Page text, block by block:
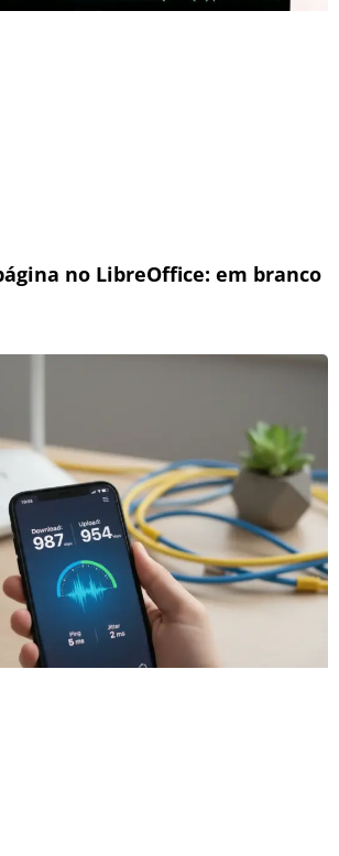
no LibreOffice: em branco